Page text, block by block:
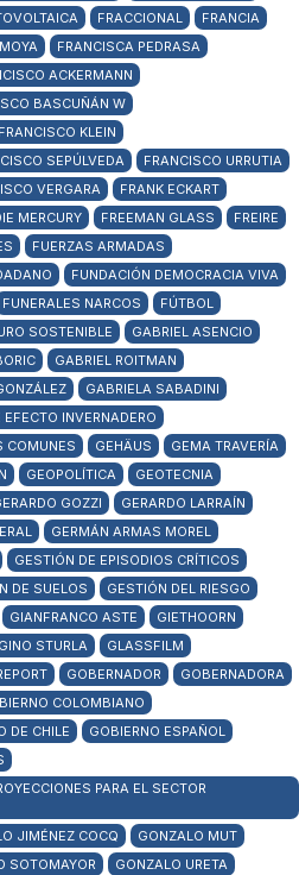
FRACCIONAL
FRANCIA
FRANCISCA PEDRASA
ACKERMANN
BASCUÑÁN W
FRANCISCO KLEIN
SEPÚLVEDA
FRANCISCO URRUTIA
VERGARA
FRANK ECKART
MERCURY FREEMAN GLASS
FREIRE
FUERZAS ARMADAS
FUNDACIÓN DEMOCRACIA VIVA
FUNERALES NARCOS
FÚTBOL
SOSTENIBLE
GABRIEL ASENCIO
GABRIEL ROITMAN
GABRIELA SABADINI
INVERNADERO
COMUNES GEHÄUS
GEMA TRAVERÍA
GEOPOLÍTICA
GEOTECNIA
GOZZI
GERARDO LARRAÍN
GERMÁN ARMAS MOREL
GESTIÓN DE EPISODIOS CRÍTICOS
DE SUELOS
GESTIÓN DEL RIESGO
GIANFRANCO ASTE
GIETHOORN
GINO STURLA
GLASSFILM
GOBERNADOR
GOBERNADORA
COLOMBIANO
DE CHILE
GOBIERNO ESPAÑOL
PARA EL SECTOR
JIMÉNEZ COCQ
GONZALO MUT
SOTOMAYOR
GONZALO URETA